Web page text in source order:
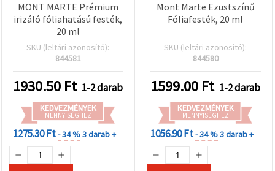
MONT MARTE Prémium
irizáló fóliahatású festék,
20 ml
SKU (leltári azonosító):
844581
1930.50 Ft 1-2 darab
KEDVEZMÉNYEK
MENNYISÉGHEZ
1275.30 Ft- 34 %3 darab +
Mont Marte Ezüstszínű
Fóliafesték, 20 ml
SKU (leltári azonosító):
844580
1599.00 Ft 1-2 darab
KEDVEZMÉNYEK
MENNYISÉGHEZ
1056.90 Ft- 34 %3 darab +